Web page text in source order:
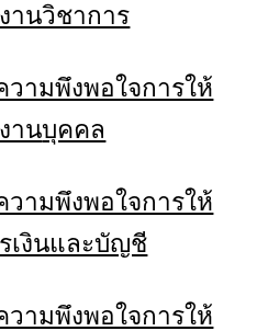
านวิชาการ
วามพึงพอใจการให้
านบุคคล
วามพึงพอใจการให้
เงินและบัญชี
วามพึงพอใจการให้